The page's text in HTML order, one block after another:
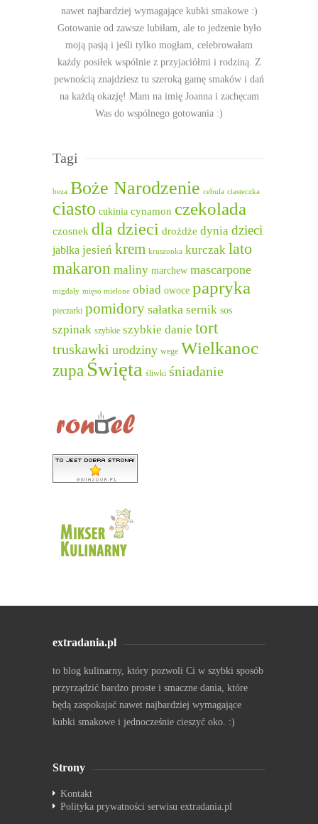
nawet najbardziej wymagające kubki smakowe :)
Gotowanie od zawsze lubiłam, ale to jedzenie było
moją pasją i jeśli tylko mogłam, celebrowałam
każdy posiłek wspólnie z przyjaciółmi i rodziną. Z
pewnością znajdziesz tu szeroką gamę smaków i dań
na każdą okazję! Mam na imię Joanna i zachęcam
Was do wspólnego gotowania :)
Tagi
beza Boże Narodzenie cebula ciasteczka
ciasto cukinia cynamon czekolada
czosnek dla dzieci drożdże dynia dzieci
jabłka jesień krem kruszonka kurczak lato
makaron maliny marchew mascarpone
migdały mięso mielone obiad owoce papryka
pieczarki pomidory sałatka sernik sos
szpinak szybkie szybkie danie tort
truskawki urodziny wege Wielkanoc
zupa Święta śliwki śniadanie
extradania.pl
to blog kulinarny, który pozwoli Ci w szybki sposób
przyrządzić bardzo proste i smaczne dania, które
będą zaspokajać nawet najbardziej wymagające
kubki smakowe i jednocześnie cieszyć oko. :)
Strony
Kontakt
Polityka prywatności serwisu extradania.pl